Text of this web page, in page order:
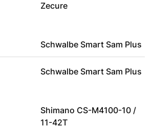
Zecure
Schwalbe Smart Sam Plus
Schwalbe Smart Sam Plus
Shimano CS-M4100-10 /
11-42T